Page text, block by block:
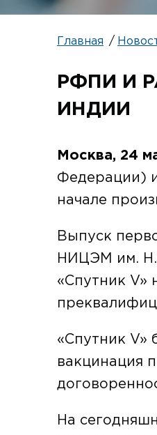
Главная
РФПИ И
ИНДИИ
Москва, 24
Федерации)
начале
Выпуск
НИЦЭМ им.
«Спутник V»
«Спутник V»
вакцинация
На